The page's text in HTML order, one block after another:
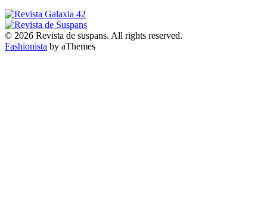
© 2026 Revista de suspans. All rights reserved.
Fashionista by aThemes